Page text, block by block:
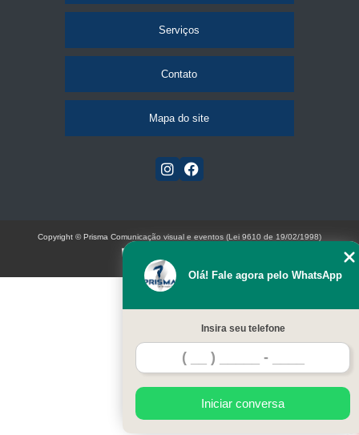
Serviços
Contato
Mapa do site
Olá! Fale agora pelo WhatsApp
Insira seu telefone
Iniciar conversa
Copyright © Prisma Comunicação visual e eventos (Lei 9610 de 19/02/1998)